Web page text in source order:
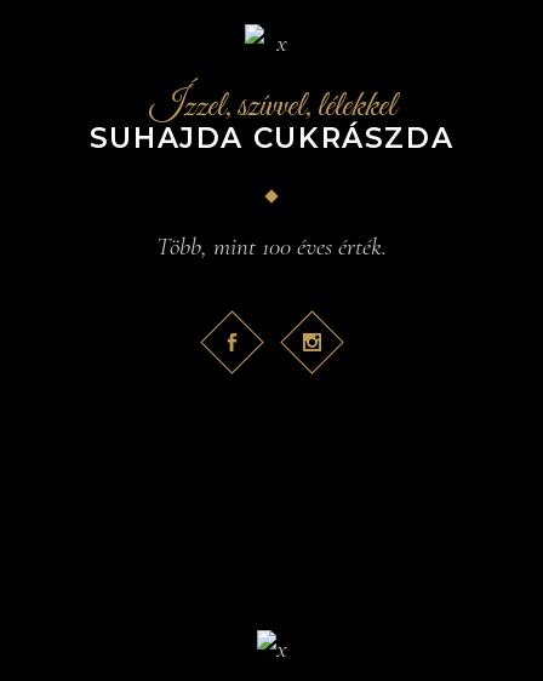
Ízzel, szívvel, lélekkel
SUHAJDA CUKRÁSZDA
Több, mint 100 éves érték.